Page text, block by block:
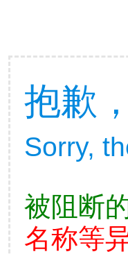
抱歉
Sorry,
被阻断
名称等